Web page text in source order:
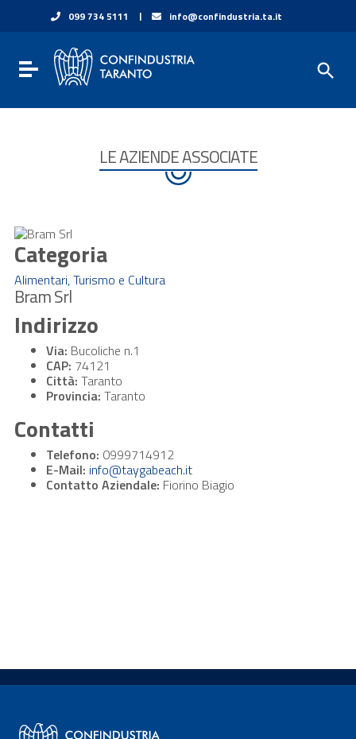
Vai ai contenuti
Vai al menu di navigazione
099 734 5111 | info@confindustria.ta.it
Toggle navigation
LE AZIENDE ASSOCIATE
Categoria
Alimentari, Turismo e Cultura
Bram Srl
Indirizzo
Via: Bucoliche n.1
CAP: 74121
Città: Taranto
Provincia: Taranto
Contatti
Telefono: 0999714912
E-Mail: info@taygabeach.it
Contatto Aziendale: Fiorino Biagio